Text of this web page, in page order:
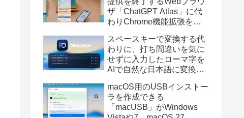
件発生していたそうなので
注意を。
ザ「ChatGPT Atlas」に代
わりChrome機能拡張をア
画の質問やAsk ChatGPT機
能を追加。
スペースキーで変換する代
わりに、打ち間違いを気に
せずに入力したローマ字を
AIで自然な日本語に変換し
力アプリ「Nospace」がリ
リース。
macOS用のUSBインストー
ラを作成できる
「macUSB」がWindows